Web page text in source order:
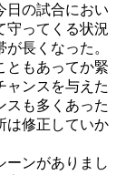
日の試合におい
守ってくる状況
長くなった。
ともあってか緊
ャンスを与えた
スも多くあった
は修正していか
ーンがありまし